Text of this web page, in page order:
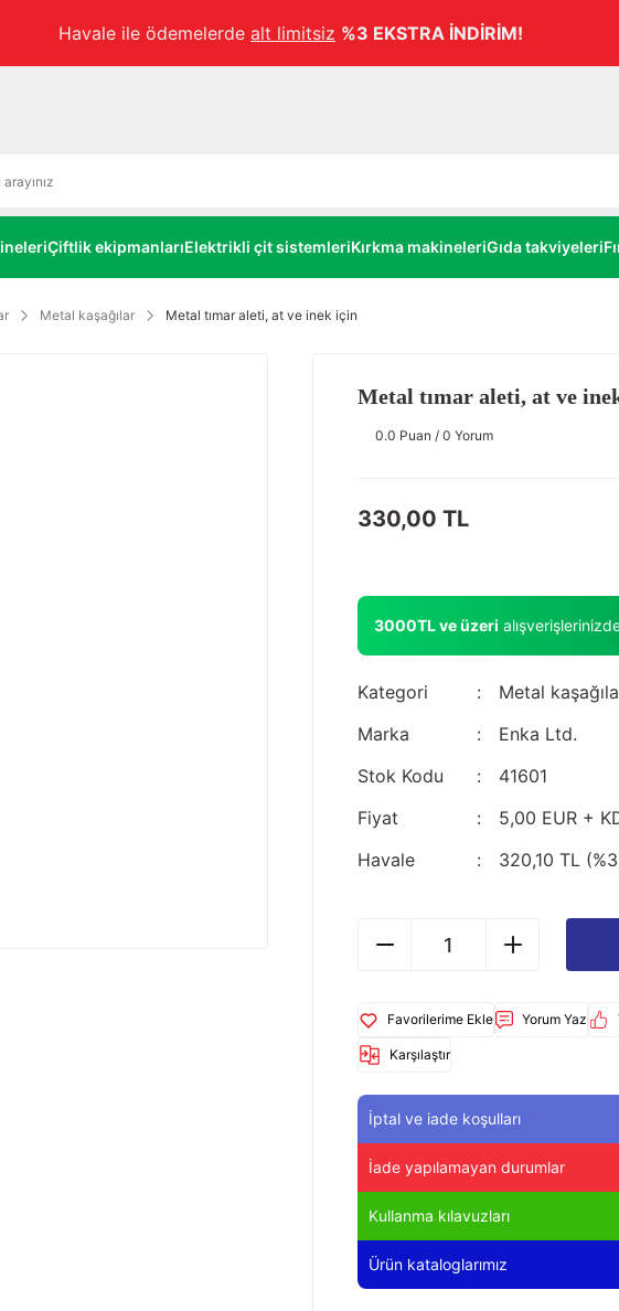
Havale ile ödemelerde alt limitsiz %3 EKSTRA İNDİRİM!
Çiftlik ekipmanlarıElektrikli çit sistemleriKırkma makineleriGıda takviyeleri
Metal kaşağılar Metal tımar aleti, at ve inek için
Metal tımar aleti, at ve
0.0 Puan / 0 Yorum
330,00 TL
3000TL ve üzeri
Kategori Metal
Marka
Enka Ltd.
Stok Kodu
41601
Fiyat
5,00 EUR +
Havale
320,10 TL
Yorum Yaz
Karşılaştır
İptal ve iade koşulları
İade yapılamayan durumlar
Kullanma kılavuzları
Ürün kataloglarımız